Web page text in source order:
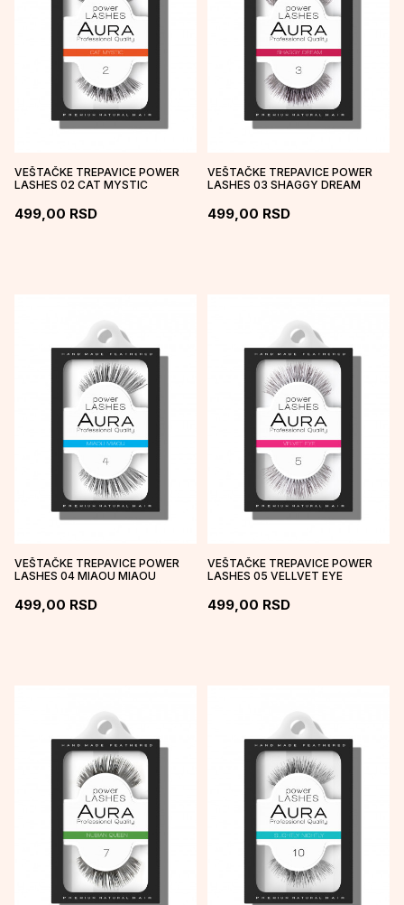
VEŠTAČKE TREPAVICE POWER
LASHES 02 CAT MYSTIC
499,00 RSD
VEŠTAČKE TREPAVICE POWER
LASHES 03 SHAGGY DREAM
499,00 RSD
VEŠTAČKE TREPAVICE POWER
LASHES 04 MIAOU MIAOU
499,00 RSD
VEŠTAČKE TREPAVICE POWER
LASHES 05 VELLVET EYE
499,00 RSD